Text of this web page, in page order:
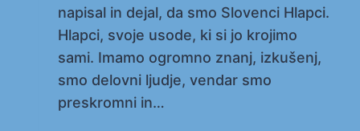
napisal in dejal, da smo Slovenci Hlapci.
Hlapci, svoje usode, ki si jo krojimo
sami. Imamo ogromno znanj, izkušenj,
smo delovni ljudje, vendar smo
preskromni in…